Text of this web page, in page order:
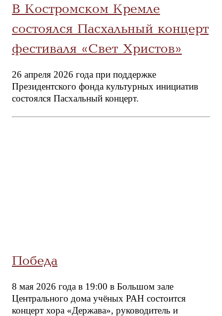
В Костромском Кремле
состоялся Пасхальный концерт
фестиваля «Свет Христов»
26 апреля 2026 года при поддержке
Президентского фонда культурных инициатив
состоялся Пасхальный концерт.
Победа
8 мая 2026 года в 19:00 в Большом зале
Центрального дома учёных РАН состоится
концерт хора «Держава», руководитель и